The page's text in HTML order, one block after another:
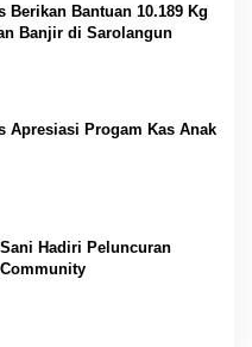
Berikan Bantuan 10.189 Kg
Banjir di Sarolangun
Apresiasi Progam Kas Anak
Hadiri Peluncuran